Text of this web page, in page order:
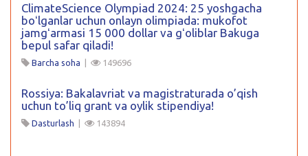
ClimateScience Olympiad 2024: 25 yoshgacha
boʻlganlar uchun onlayn olimpiada: mukofot
jamgʻarmasi 15 000 dollar va gʻoliblar Bakuga
bepul safar qiladi!
Barcha soha | 149696
Rossiya: Bakalavriat va magistraturada o’qish
uchun to’liq grant va oylik stipendiya!
Dasturlash | 143894